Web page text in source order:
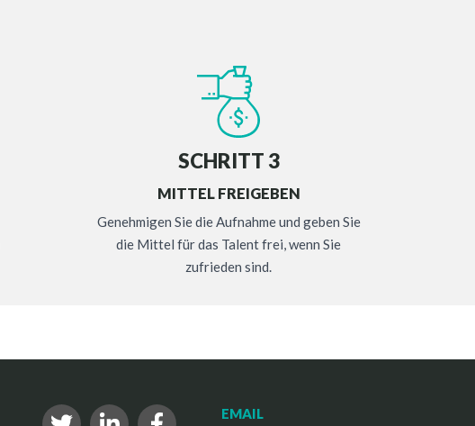
SCHRITT 3
MITTEL FREIGEBEN
Genehmigen Sie die Aufnahme und geben Sie
die Mittel für das Talent frei, wenn Sie
zufrieden sind.
EMAIL